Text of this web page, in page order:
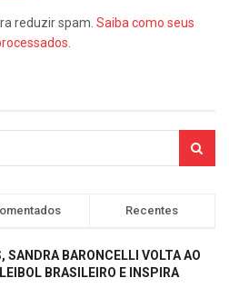
reduzir spam. Saiba como seus
Recentes
SANDRA BARONCELLI VOLTA AO
BRASILEIRO E INSPIRA